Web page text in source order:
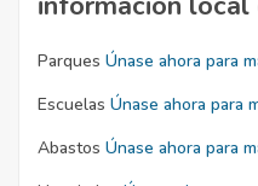
Parques Únase ahora para
Escuelas Únase ahora para
Abastos Únase ahora para